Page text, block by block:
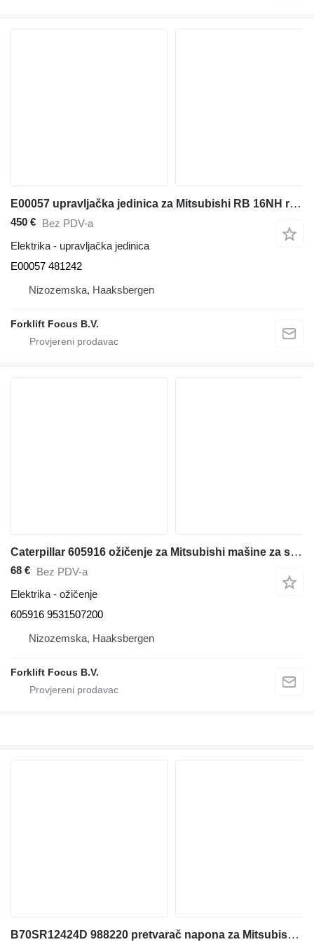
E00057 upravljačka jedinica za Mitsubishi RB 16NH regalnog viljuškara
450 € Bez PDV-a
Elektrika - upravljačka jedinica
E00057 481242
Nizozemska, Haaksbergen
Forklift Focus B.V.
Caterpillar 605916 ožičenje za Mitsubishi mašine za skladištenje
68 € Bez PDV-a
Elektrika - ožičenje
605916 9531507200
Nizozemska, Haaksbergen
Forklift Focus B.V.
B70SR12424D 988220 pretvarač napona za Mitsubishi B70SR12424D mašine za skladištenje